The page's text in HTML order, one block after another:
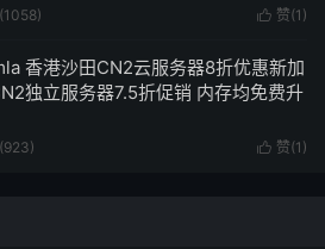
 赞(1 )
1058)
香港沙田CN2云服务器8折优惠新加
独立服务器7.5折促销 内存均免费升
 赞(1 )
923)